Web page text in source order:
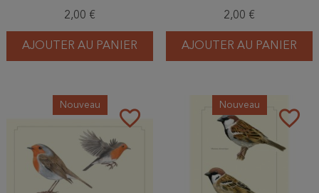
2,00 €
AJOUTER AU PANIER
2,00 €
AJOUTER AU PANIER
favorite_border
Nouveau
favorite_border
Nouveau